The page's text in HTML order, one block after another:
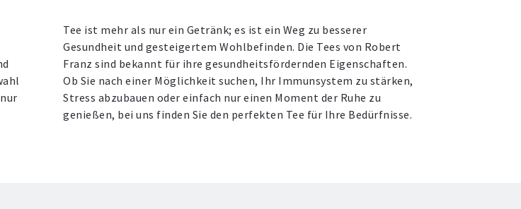
Tee ist mehr als nur ein Getränk; es ist ein Weg zu besserer
Gesundheit und gesteigertem Wohlbefinden. Die Tees von Robert
Franz sind bekannt für ihre gesundheitsfördernden Eigenschaften.
Ob Sie nach einer Möglichkeit suchen, Ihr Immunsystem zu stärken,
Stress abzubauen oder einfach nur einen Moment der Ruhe zu
genießen, bei uns finden Sie den perfekten Tee für Ihre Bedürfnisse.